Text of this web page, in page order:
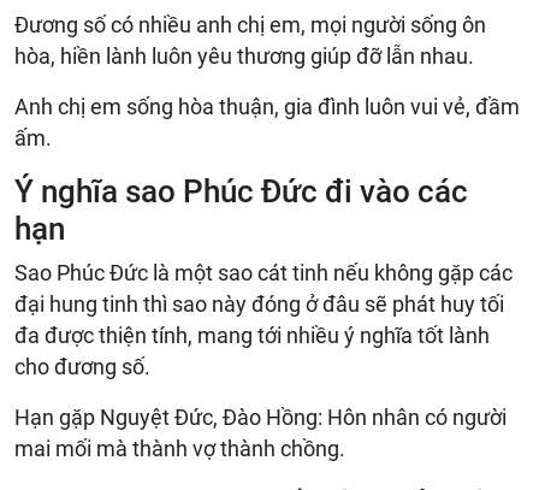
Đương số có nhiều anh chị em, mọi người sống ôn
hòa, hiền lành luôn yêu thương giúp đỡ lẫn nhau.
Anh chị em sống hòa thuận, gia đình luôn vui vẻ, đầm
ấm.
Ý nghĩa sao Phúc Đức đi vào các
hạn
Sao Phúc Đức là một sao cát tinh nếu không gặp các
đại hung tinh thì sao này đóng ở đâu sẽ phát huy tối
đa được thiện tính, mang tới nhiều ý nghĩa tốt lành
cho đương số.
Hạn gặp Nguyệt Đức, Đào Hồng: Hôn nhân có người
mai mối mà thành vợ thành chồng.